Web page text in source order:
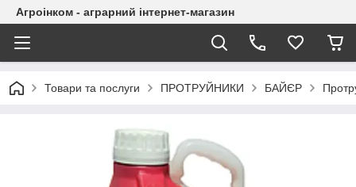
Агроінком - аграрний інтернет-магазин
Товари та послуги ПРОТРУЙНИКИ БАЙЄР